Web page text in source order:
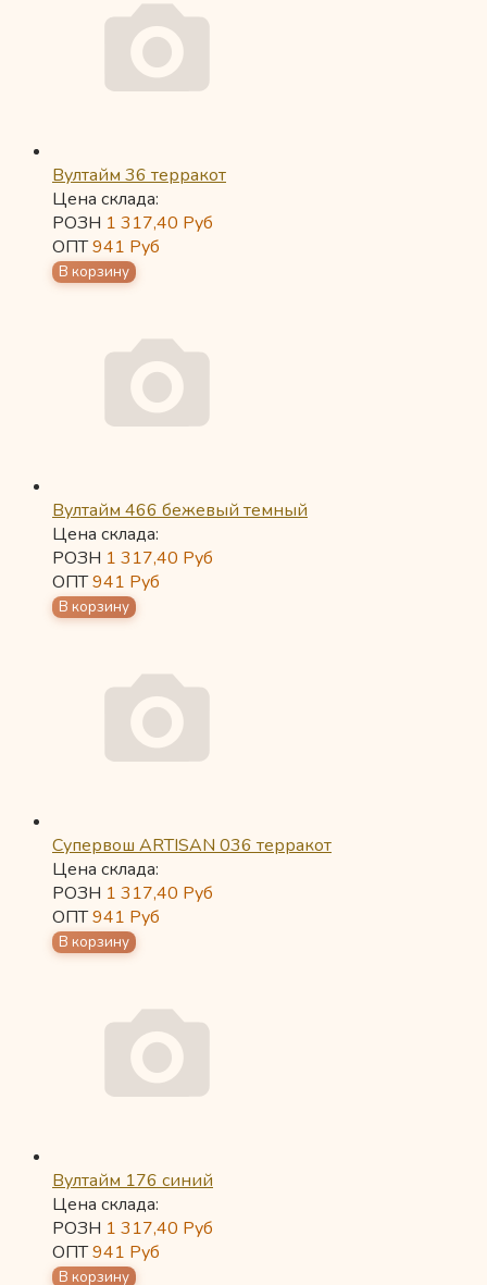
Вултайм 36 терракот
Цена склада:
РОЗН 1 317,40 Руб
ОПТ941 Руб
Вултайм 466 бежевый темный
Цена склада:
РОЗН 1 317,40 Руб
ОПТ941 Руб
Супервош ARTISAN 036 терракот
Цена склада:
РОЗН 1 317,40 Руб
ОПТ941 Руб
Вултайм 176 синий
Цена склада:
РОЗН 1 317,40 Руб
ОПТ941 Руб